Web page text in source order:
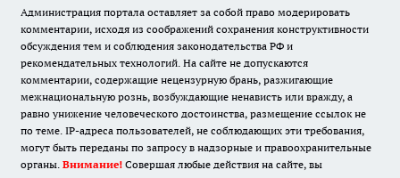
Администрация портала оставляет за собой право модерировать
комментарии, исходя из соображений сохранения конструктивности
обсуждения тем и соблюдения законодательства РФ и
рекомендательных технологий. На сайте не допускаются
комментарии, содержащие нецензурную брань, разжигающие
межнациональную рознь, возбуждающие ненависть или вражду, а
равно унижение человеческого достоинства, размещение ссылок не
по теме. IP-адреса пользователей, не соблюдающих эти требования,
могут быть переданы по запросу в надзорные и правоохранительные
органы. Внимание! Совершая любые действия на сайте, вы